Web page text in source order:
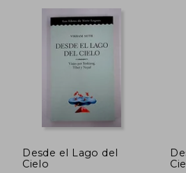
Desde el Lago del
Cielo